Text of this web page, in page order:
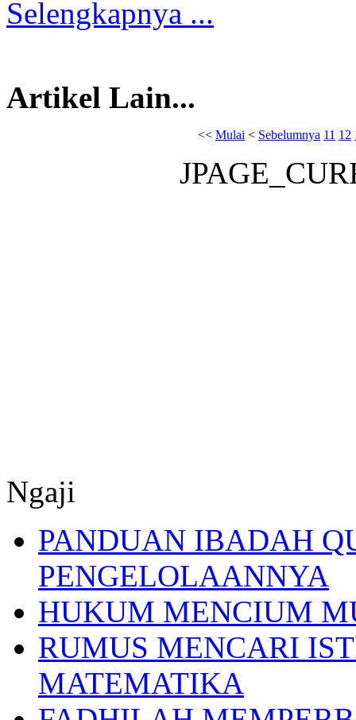
Selengkapnya ...
Artikel Lain...
<< Mulai < Sebelumnya 11 12
Ngaji
PANDUAN IBADAH
PENGELOLAANNYA
HUKUM MENCIUM
RUMUS MENCARI
MATEMATIKA